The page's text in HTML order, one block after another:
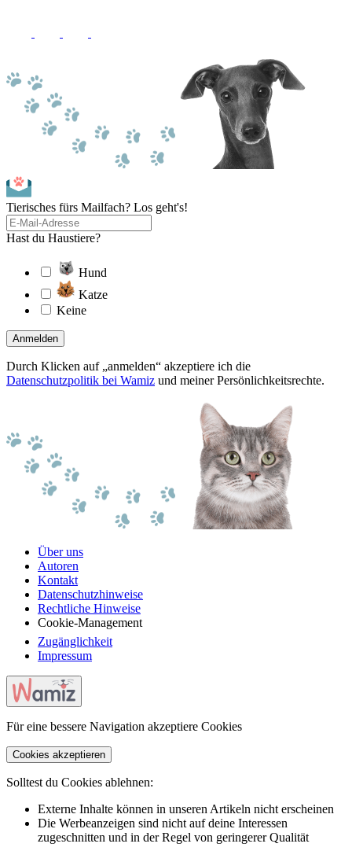
Tierisches fürs Mailfach? Los geht's!
Hast du Haustiere?
Hund
Katze
Keine
Anmelden
Durch Klicken auf „anmelden“ akzeptiere ich die
Datenschutzpolitik bei Wamiz und meiner Persönlichkeitsrechte.
Über uns
Autoren
Kontakt
Datenschutzhinweise
Rechtliche Hinweise
Cookie-Management
Zugänglichkeit
Impressum
Für eine bessere Navigation akzeptiere Cookies
Cookies akzeptieren
Solltest du Cookies ablehnen:
Externe Inhalte können in unseren Artikeln nicht erscheinen
Die Werbeanzeigen sind nicht auf deine Interessen
zugeschnitten und in der Regel von geringerer Qualität